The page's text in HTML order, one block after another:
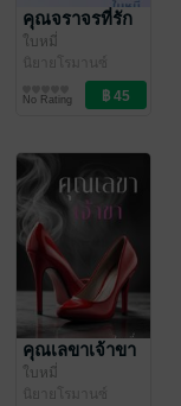
คุณจราจรที่รัก
ใบหมี่
นิยายโรมานซ์
No Rating
คุณเลขาเจ้าขา
ใบหมี่
นิยายโรมานซ์